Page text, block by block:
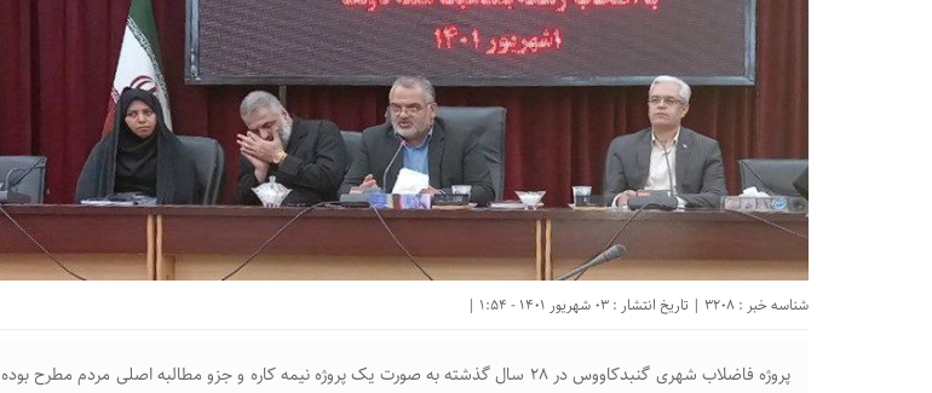
شناسه خبر : 3208 | تاریخ انتشار : 03 شهریور 1401 - 1:54 |
پروژه فاضلاب شهری گنبدکاووس در ۲۸ سال گذشته به صورت یک پروژه نیمه کاره و جزو مطالبه اصلی مردم مطرح بوده